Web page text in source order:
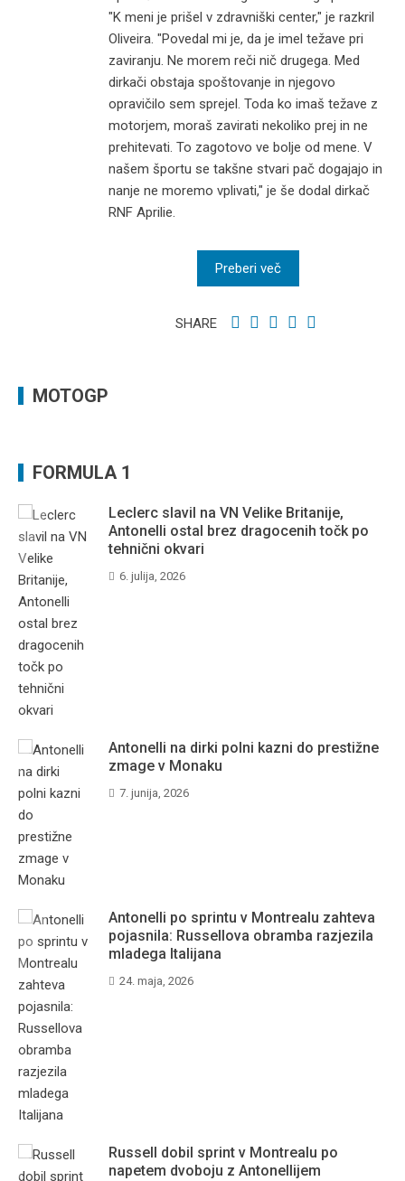
"K meni je prišel v zdravniški center," je razkril
Oliveira. "Povedal mi je, da je imel težave pri
zaviranju. Ne morem reči nič drugega. Med
dirkači obstaja spoštovanje in njegovo
opravičilo sem sprejel. Toda ko imaš težave z
motorjem, moraš zavirati nekoliko prej in ne
prehitevati. To zagotovo ve bolje od mene. V
našem športu se takšne stvari pač dogajajo in
nanje ne moremo vplivati," je še dodal dirkač
RNF Aprilie.
Preberi več
SHARE
MOTOGP
FORMULA 1
Leclerc slavil na VN Velike Britanije,
Antonelli ostal brez dragocenih točk po
tehnični okvari
6. julija, 2026
Antonelli na dirki polni kazni do prestižne
zmage v Monaku
7. junija, 2026
Antonelli po sprintu v Montrealu zahteva
pojasnila: Russellova obramba razjezila
mladega Italijana
24. maja, 2026
Russell dobil sprint v Montrealu po
napetem dvoboju z Antonellijem